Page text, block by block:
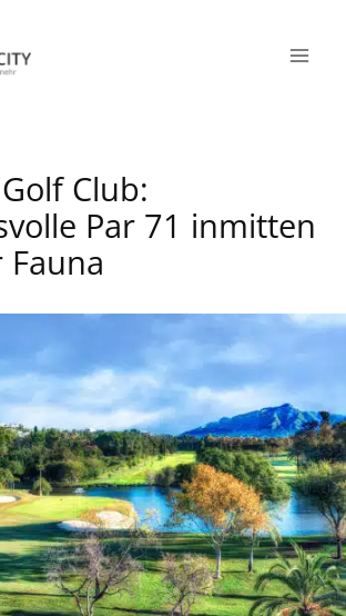
Club:
Par 71 inmitten